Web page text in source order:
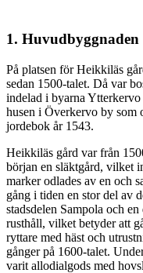
1. Huvudbyggnaden
På platsen för Heikkiläs
sedan 1500-talet. Då var
indelad i byarna
husen i Överkervo by som
jordebok år 1543.
Heikkiläs gård var från
början en släktgård, vilket
marker odlades av en och
gång i tiden en stor del av
stadsdelen Sampola och
rusthåll, vilket betyder att
ryttare med häst och
gånger på 1600-talet.
varit allodialgods med